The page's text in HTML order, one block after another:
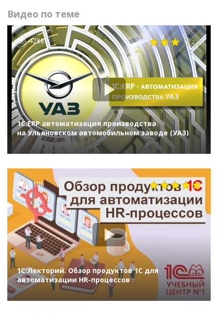
Видео по теме
4288
1С:ERP автоматизация производства
на Ульяновском автомобильном заводе (УАЗ)
1106
1С:Лекторий. Обзор продуктов 1С для
автоматизации HR-процессов